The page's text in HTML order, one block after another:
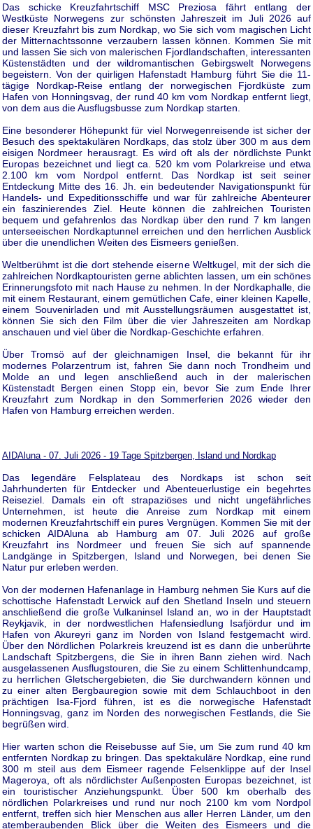
Das schicke Kreuzfahrtschiff MSC Preziosa fährt entlang der
Westküste Norwegens zur schönsten Jahreszeit im Juli 2026 auf
dieser Kreuzfahrt bis zum Nordkap, wo Sie sich vom magischen Licht
der Mitternachtssonne verzaubern lassen können. Kommen Sie mit
und lassen Sie sich von malerischen Fjordlandschaften, interessanten
Küstenstädten und der wildromantischen Gebirgswelt Norwegens
begeistern. Von der quirligen Hafenstadt Hamburg führt Sie die 11-
tägige Nordkap-Reise entlang der norwegischen Fjordküste zum
Hafen von Honningsvag, der rund 40 km vom Nordkap entfernt liegt,
von dem aus die Ausflugsbusse zum Nordkap starten.
Eine besonderer Höhepunkt für viel Norwegenreisende ist sicher der
Besuch des spektakulären Nordkaps, das stolz über 300 m aus dem
eisigen Nordmeer herausragt. Es wird oft als der nördlichste Punkt
Europas bezeichnet und liegt ca. 520 km vom Polarkreise und etwa
2.100 km vom Nordpol entfernt. Das Nordkap ist seit seiner
Entdeckung Mitte des 16. Jh. ein bedeutender Navigationspunkt für
Handels- und Expeditionsschiffe und war für zahlreiche Abenteurer
ein faszinierendes Ziel. Heute können die zahlreichen Touristen
bequem und gefahrenlos das Nordkap über den rund 7 km langen
unterseeischen Nordkaptunnel erreichen und den herrlichen Ausblick
über die unendlichen Weiten des Eismeers genießen.
Weltberühmt ist die dort stehende eiserne Weltkugel, mit der sich die
zahlreichen Nordkaptouristen gerne ablichten lassen, um ein schönes
Erinnerungsfoto mit nach Hause zu nehmen. In der Nordkaphalle, die
mit einem Restaurant, einem gemütlichen Cafe, einer kleinen Kapelle,
einem Souvenirladen und mit Ausstellungsräumen ausgestattet ist,
können Sie sich den Film über die vier Jahreszeiten am Nordkap
anschauen und viel über die Nordkap-Geschichte erfahren.
Über Tromsö auf der gleichnamigen Insel, die bekannt für ihr
modernes Polarzentrum ist, fahren Sie dann noch Trondheim und
Molde an und legen anschließend auch in der malerischen
Küstenstadt Bergen einen Stopp ein, bevor Sie zum Ende Ihrer
Kreuzfahrt zum Nordkap in den Sommerferien 2026 wieder den
Hafen von Hamburg erreichen werden.
AIDAluna - 07. Juli 2026 - 19 Tage Spitzbergen, Island und Nordkap
Das legendäre Felsplateau des Nordkaps ist schon seit
Jahrhunderten für Entdecker und Abenteuerlustige ein begehrtes
Reiseziel. Damals ein oft strapaziöses und nicht ungefährliches
Unternehmen, ist heute die Anreise zum Nordkap mit einem
modernen Kreuzfahrtschiff ein pures Vergnügen. Kommen Sie mit der
schicken AIDAluna ab Hamburg am 07. Juli 2026 auf große
Kreuzfahrt ins Nordmeer und freuen Sie sich auf spannende
Landgänge in Spitzbergen, Island und Norwegen, bei denen Sie
Natur pur erleben werden.
Von der modernen Hafenanlage in Hamburg nehmen Sie Kurs auf die
schottische Hafenstadt Lerwick auf den Shetland Inseln und steuern
anschließend die große Vulkaninsel Island an, wo in der Hauptstadt
Reykjavik, in der nordwestlichen Hafensiedlung Isafjördur und im
Hafen von Akureyri ganz im Norden von Island festgemacht wird.
Über den Nördlichen Polarkreis kreuzend ist es dann die unberührte
Landschaft Spitzbergens, die Sie in ihren Bann ziehen wird. Nach
ausgelassenen Ausflugstouren, die Sie zu einem Schlittenhundcamp,
zu herrlichen Gletschergebieten, die Sie durchwandern können und
zu einer alten Bergbauregion sowie mit dem Schlauchboot in den
prächtigen Isa-Fjord führen, ist es die norwegische Hafenstadt
Honningsvag, ganz im Norden des norwegischen Festlands, die Sie
begrüßen wird.
Hier warten schon die Reisebusse auf Sie, um Sie zum rund 40 km
entfernten Nordkap zu bringen. Das spektakuläre Nordkap, eine rund
300 m steil aus dem Eismeer ragende Felsenklippe auf der Insel
Mageroya, oft als nördlichster Außenposten Europas bezeichnet, ist
ein touristischer Anziehungspunkt. Über 500 km oberhalb des
nördlichen Polarkreises und rund nur noch 2100 km vom Nordpol
entfernt, treffen sich hier Menschen aus aller Herren Länder, um den
atemberaubenden Blick über die Weiten des Eismeers und die